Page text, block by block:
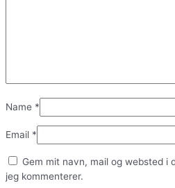
Name *
Email *
Gem mit navn, mail og websted
jeg kommenterer.